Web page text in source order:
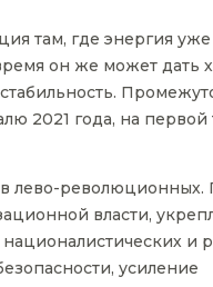
там, где энергия
он же может дать
2021 года, на первой
лево-революционных.
власти,
и
усиление